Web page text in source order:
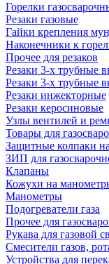
Горелки
Резаки газовые
Гайки крепления
Наконечники к
Прочее для резаков
Резаки 3-х трубные
Резаки 3-х трубные
Резаки инжекторные
Резаки керосиновые
Узлы вентилей и
Товары для
Защитные колпаки
ЗИП для
Клапаны
Кожухи на
Манометры
Подогреватели газа
Прочее для
Рукава для газовой
Смесители газов,
Устройства для